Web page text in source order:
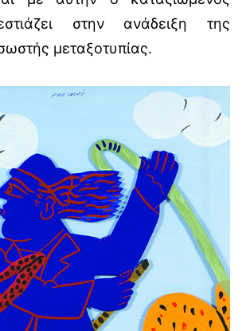
στην ανάδειξη της
μεταξοτυπίας.